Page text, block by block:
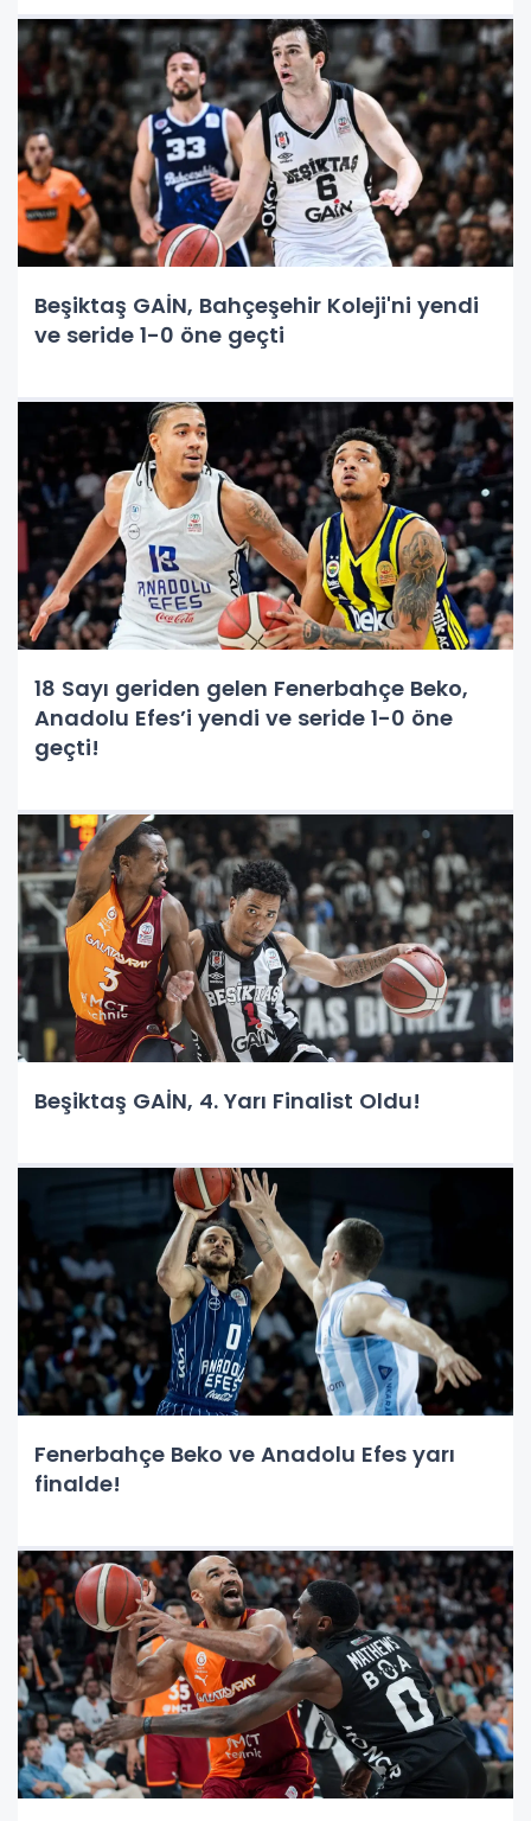
Beşiktaş GAİN, Bahçeşehir Koleji'ni yendi
ve seride 1-0 öne geçti
18 Sayı geriden gelen Fenerbahçe Beko,
Anadolu Efes’i yendi ve seride 1-0 öne
geçti!
Beşiktaş GAİN, 4. Yarı Finalist Oldu!
Fenerbahçe Beko ve Anadolu Efes yarı
finalde!